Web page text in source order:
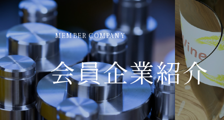
MEMBER COMPANY
会員企業紹介